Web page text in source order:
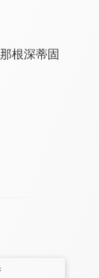
根深蒂固